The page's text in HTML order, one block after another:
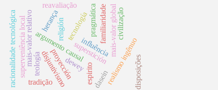
argumento causalsuperstición
proyección
mais-valor global
mais-valor relativo
superveniência local disjuntivismo
religión
realismo ingênuo
racionalidade tecnológica tecnología
dewey
teología espirito
influência
familiaridade
dasein
herança
reavaliação
tradição
pragmática
disposições
civilização